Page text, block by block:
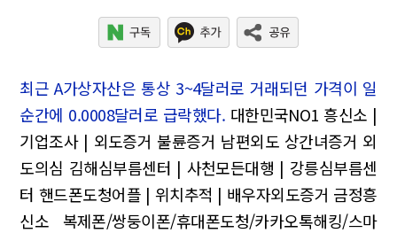
최근 A가상자산은 통상 3~4달러로 거래되던 가격이 일
순간에 0.0008달러로 급락했다. 대한민국NO1 흥신소 |
기업조사 | 외도증거 불륜증거 남편외도 상간녀증거 외
도의심 김해심부름센터 | 사천모든대행 | 강릉심부름센
터 핸드폰도청어플 | 위치추적 | 배우자외도증거 금정흥
신소 복제폰/쌍둥이폰/휴대폰도청/카카오톡해킹/스마